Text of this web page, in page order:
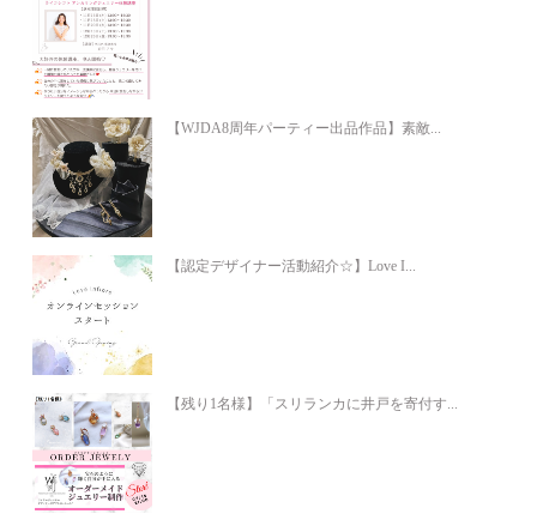
【WJDA8周年パーティー出品作品】素敵...
【認定デザイナー活動紹介☆】Love I...
【残り1名様】「スリランカに井戸を寄付す...